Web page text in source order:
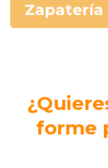
Zapatería
forme